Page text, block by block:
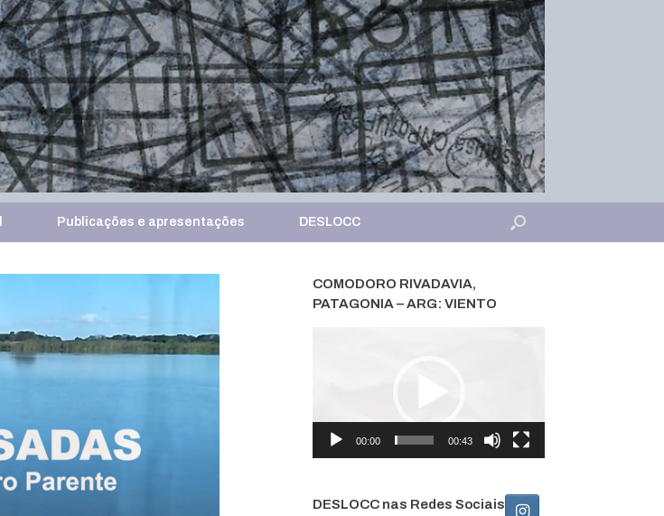
Publicações e apresentações DESLOCC
COMODORO RIVADAVIA,
PATAGONIA – ARG: VIENTO
00:00 00:43
DESLOCC nas Redes Sociais